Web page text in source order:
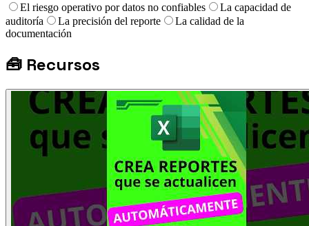
El riesgo operativo por datos no confiables
La capacidad de
auditoría
La precisión del reporte
La calidad de la
documentación
🧰 Recursos